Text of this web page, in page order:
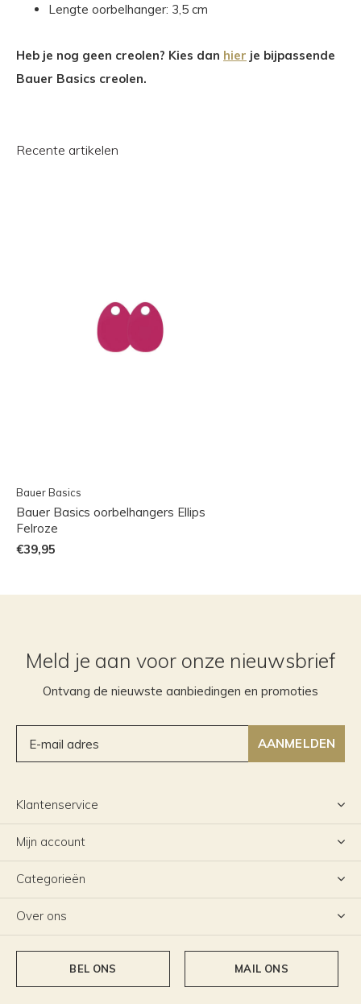
Lengte oorbelhanger: 3,5 cm
Heb je nog geen creolen? Kies dan hier je bijpassende
Bauer Basics creolen.
Recente artikelen
Bauer Basics
Bauer Basics oorbelhangers Ellips
Felroze
€39,95
Meld je aan voor onze nieuwsbrief
Ontvang de nieuwste aanbiedingen en promoties
AANMELDEN
Klantenservice
Mijn account
Categorieën
Over ons
BEL ONS MAIL ONS